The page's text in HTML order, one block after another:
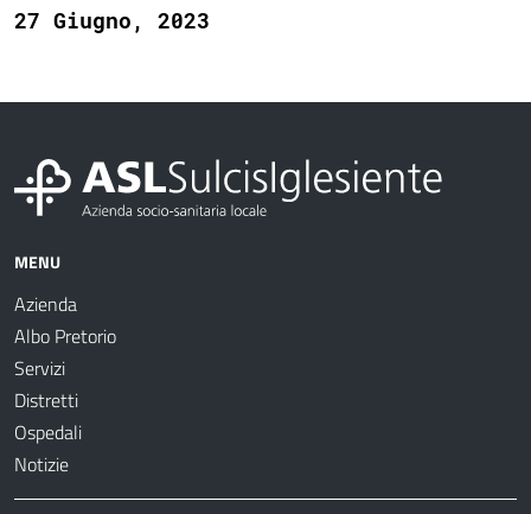
27 Giugno, 2023
MENU
Azienda
Albo Pretorio
Servizi
Distretti
Ospedali
Notizie